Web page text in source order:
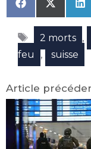
Share
on
Facebook
Share
on
X
Étiquettes
2 morts ,
feu
, suisse
Article